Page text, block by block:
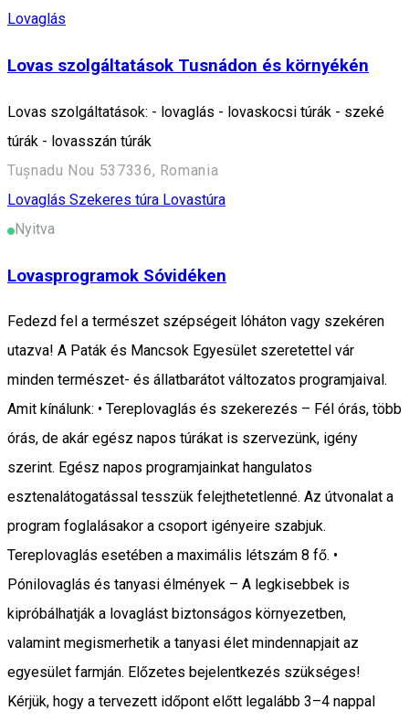
Lovaglás
Lovas szolgáltatások Tusnádon és környékén
Lovas szolgáltatások: - lovaglás - lovaskocsi túrák - szeké
túrák - lovasszán túrák
Tușnadu Nou 537336, Romania
Lovaglás Szekeres túra Lovastúra
Nyitva
Lovasprogramok Sóvidéken
Fedezd fel a természet szépségeit lóháton vagy szekéren
utazva! A Paták és Mancsok Egyesület szeretettel vár
minden természet- és állatbarátot változatos programjaival.
Amit kínálunk: • Tereplovaglás és szekerezés – Fél órás, több
órás, de akár egész napos túrákat is szervezünk, igény
szerint. Egész napos programjainkat hangulatos
esztenalátogatással tesszük felejthetetlenné. Az útvonalat a
program foglalásakor a csoport igényeire szabjuk.
Tereplovaglás esetében a maximális létszám 8 fő. •
Pónilovaglás és tanyasi élmények – A legkisebbek is
kipróbálhatják a lovaglást biztonságos környezetben,
valamint megismerhetik a tanyasi élet mindennapjait az
egyesület farmján. Előzetes bejelentkezés szükséges!
Kérjük, hogy a tervezett időpont előtt legalább 3–4 nappal